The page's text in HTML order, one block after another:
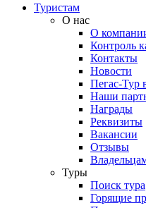
Туристам
О нас
О
Контроль
Контакты
Новости
Пегас-Тур
Наши
Награды
Реквизиты
Вакансии
Отзывы
Туры
Поиск тура
Горящие